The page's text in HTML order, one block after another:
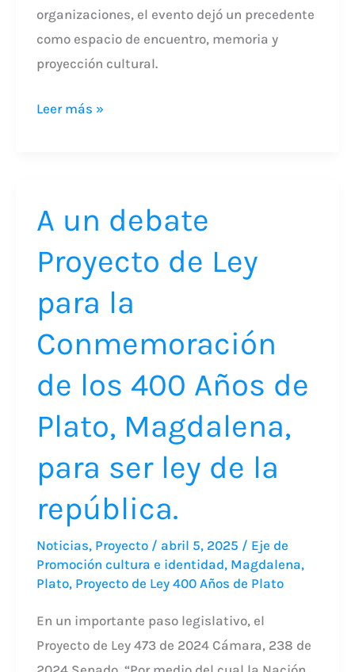
organizaciones, el evento dejó un precedente
como espacio de encuentro, memoria y
proyección cultural.
Leer más »
A un debate
Proyecto de Ley
para la
Conmemoración
de los 400 Años de
Plato, Magdalena,
para ser ley de la
república.
Noticias, Proyecto/ abril 5, 2025 / Eje de
Promoción cultura e identidad, Magdalena,
Plato, Proyecto de Ley 400 Años de Plato
En un importante paso legislativo, el
Proyecto de Ley 473 de 2024 Cámara, 238 de
un
Proyecto
Ley
para
Conmemoración
los
400
Años
de
Magdalena,
para